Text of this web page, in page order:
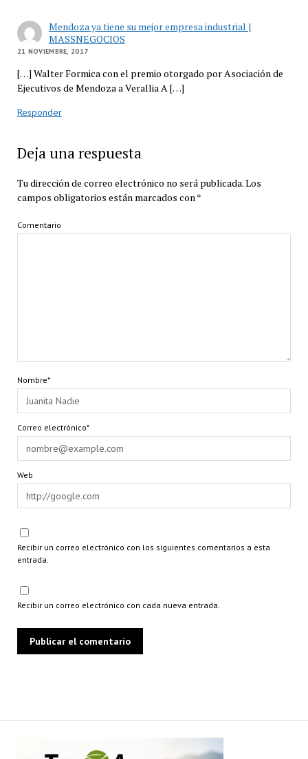
Mendoza ya tiene su mejor empresa industrial |
MASSNEGOCIOS
21 NOVIEMBRE, 2017
[…] Walter Formica con el premio otorgado por Asociación de
Ejecutivos de Mendoza a Verallia A […]
Responder
Deja una respuesta
Tu dirección de correo electrónico no será publicada.Los
campos obligatorios están marcados con*
Comentario
Nombre*
Correo electrónico*
Web
Recibir un correo electrónico con los siguientes comentarios a esta
entrada.
Recibir un correo electrónico con cada nueva entrada.